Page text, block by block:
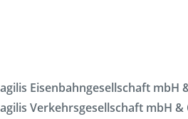
agilis Eisenbahngesellschaft mbH
agilis Verkehrsgesellschaft mbH &